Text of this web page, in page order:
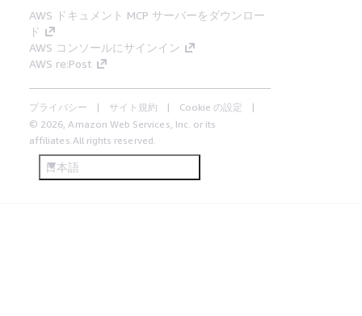
AWS ドキュメント MCP サーバーをダウンロー
ド
AWS コンソールにサインイン
AWS re:Post
プライバシー サイト規約
Cookie の設定
© 2026, Amazon Web Services, Inc. or its
affiliates.All rights reserved.
日本語